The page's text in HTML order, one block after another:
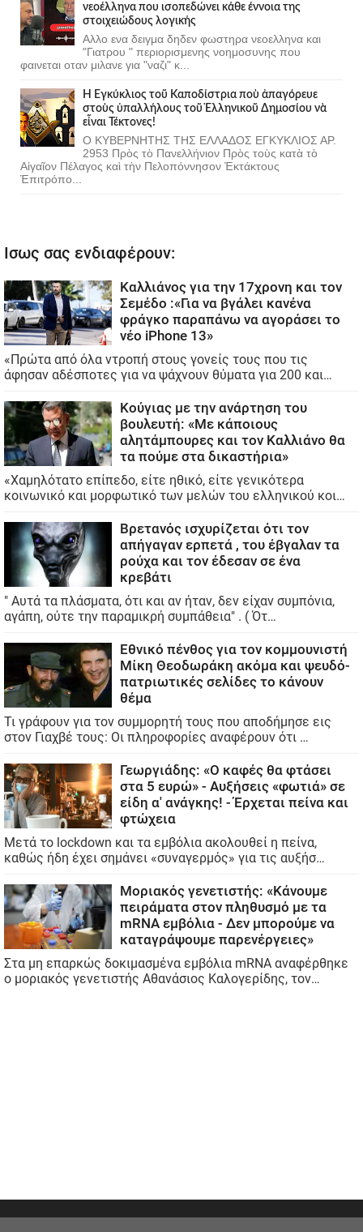
νεοέλληνα που ισοπεδώνει κάθε έννοια της
στοιχειώδους λογικής
Αλλο ενα δειγμα δηδεν φωστηρα νεοελληνα και
"Γιατρου " περιορισμενης νοημοσυνης που
φαινεται οταν μιλανε για "ναζι" κ...
Ἡ Ἐγκύκλιος τοῦ Καποδίστρια ποὺ ἀπαγόρευε
στοὺς ὑπαλλήλους τοῦ Ἑλληνικοῦ Δημοσίου νὰ
εἶναι Τέκτονες!
Ο ΚΥΒΕΡΝΗΤΗΣ ΤΗΣ ΕΛΛΑΔΟΣ ΕΓΚΥΚΛΙΟΣ ΑΡ.
2953 Πρὸς τὸ Πανελλήνιον Πρὸς τοὺς κατὰ τὸ
Αἰγαῖον Πέλαγος καὶ τὴν Πελοπόννησον Ἐκτάκτους
Ἐπιτρόπο...